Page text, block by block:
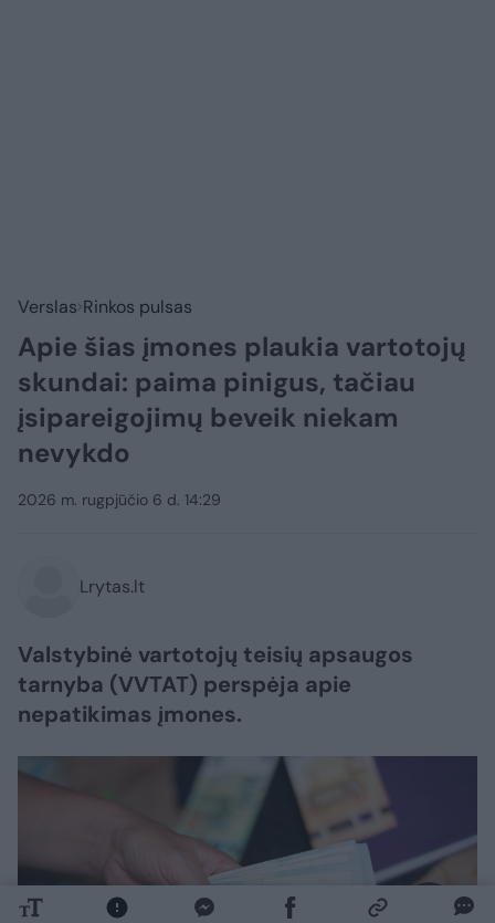
Verslas Rinkos pulsas
Apie šias įmones plaukia vartotojų
skundai: paima pinigus, tačiau
įsipareigojimų beveik niekam
nevykdo
2026 m. rugpjūčio 6 d. 14:29
Lrytas.lt
Valstybinė vartotojų teisių apsaugos
tarnyba (VVTAT) perspėja apie
nepatikimas įmones.